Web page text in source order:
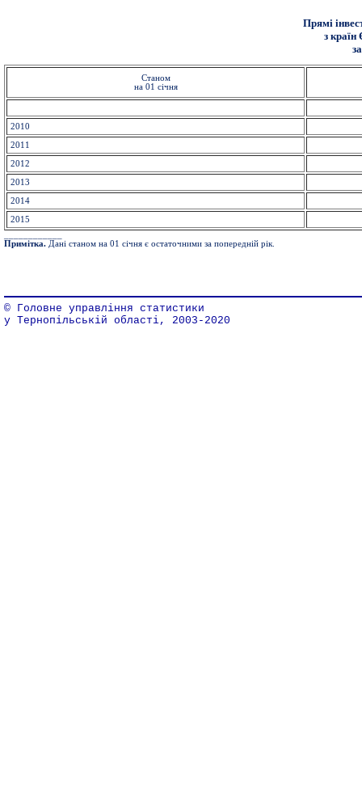
Прямі
з країн
Станом
на 01 січня
2010
2011
2012
2013
2014
2015
Примітка. Дані станом на 01 січня є остаточними за попередній рік.
© Головне управління статистики
у Тернопільській області, 2003-2020